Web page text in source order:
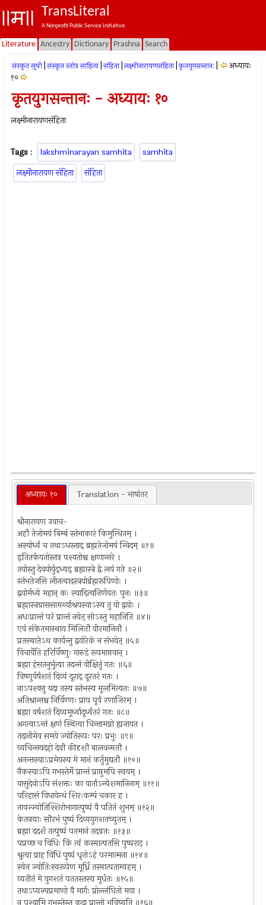
TransLiteral
A Nonprofit Public Service Initiative.
Literature Ancestry Dictionary Prashna Search
संस्कृत सूची संस्कृत स्तोत्र साहित्य संहिता लक्ष्मीनारायणसंहिता कृतयुगसन्तानः
अध्यायः
१०
कृतयुगसन्तानः - अध्यायः १०
लक्ष्मीनारायणसंहिता
Tags : lakshminarayan samhita
samhita
लक्ष्मीनारायण संहिता
संहिता
अध्यायः १० Translation - भाषांतर
श्रीनारायण उवाच-
अहौ तेजोमयं बिम्बं स्तंभाकारं किमुत्थितम् ।
अस्योर्ध्वं च तथाऽधस्ताद् ब्रह्मतेजोमयं न्विदम् ॥१॥
इतितर्कयतोस्तत्र पश्यतोश्च क्षणान्तरे ।
तयोस्तु देवयोर्युद्ध्यद् ब्रह्मास्त्रे द्वे लयं गते ॥२॥
स्तंभतेजसि लीनत्वादस्त्रयोर्ब्रह्मरूपिणोः ।
द्वयोर्मध्ये महान् कः स्यादित्यनिर्णयतः पुनः ॥३॥
ब्रह्मास्त्रग्राससामर्थ्याश्रयस्याऽस्य तु यो द्वयोः ।
अधःप्रान्तं परं प्रान्तं नयेत् सोऽस्तु महानिति ॥४॥
एवं संकेतमास्थाय मिलितौ वीरमानिनौ ।
प्रतस्थातेऽथ कार्यन्तु द्वयोरेकं न संभवेत् ॥५॥
विचार्येति हरिर्विष्णुः गारुडं रूपमाप्तवान् ।
ब्रह्मा हंसतनुर्भूत्वा तदन्तं वीक्षितुं गतः ॥६॥
विष्णुर्वर्षशतं दिव्यं दूराद् दूरतरं गतः ।
नाऽपश्यत्तु यदा तस्य स्तंभस्य मूलमित्यतः ॥७॥
अतिश्रान्तश्च निर्विण्णः प्राप पूर्वं रणाजिरम् ।
ब्रह्मा वर्षशतं दिव्यमूर्ध्वादूर्ध्वतरं गतः ॥८॥
अगत्वाऽन्तं क्षणं स्थित्वा चिन्तामग्नो ह्यजायत ।
तदानीमेव समये ज्योतिरूपः परः प्रभुः ॥९॥
व्यचिन्तयदहो देवौ कीदृशौ बालवन्मतौ ।
अनन्तस्याऽप्रमेयस्य मे मानं कर्तुमुद्यतौ ॥१०॥
नैकस्याऽपि गभस्तेर्मे प्रान्तं प्राप्तुमपि स्वयम् ।
वासुदेवोऽपि संशक्तः का वार्ताऽन्येशमानिनाम् ॥११॥
परिहासं विधायेत्थं शिरःकम्पं चकार ह ।
तावज्ज्योतिश्शिरोभागात्पुष्पं वै पतितं शुभम् ॥१२॥
केतक्याः सौरभं पुष्पं दिव्ययुगशतच्युतम् ।
ब्रह्मा ददर्श तत्पुष्पं पतमानं तदग्रतः ॥१३॥
पप्रच्छ च विधिः किं त्वं कस्मात्पतसि पुष्पराट् ।
श्रुत्वा प्राह विधिं पुष्पं धृतोऽहं परमात्मना ॥१४॥
स्वेन ज्योतिःस्वरूपेण मूर्ध्नि तस्मात्पताम्यहम् ।
व्यतीतं मे युगशतं पततस्तस्य मूर्धतः ॥१५॥
तथाऽप्यल्पप्रमाणो वै मार्गः प्रोल्लंघितो मया ।